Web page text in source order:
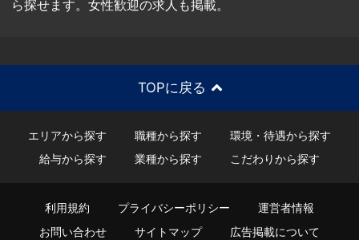
ら探せます。女性歓迎の求人も掲載。
TOPに戻る
エリアから探す 職種から探す
環境・待遇から探す
給与から探す
業種から探す こだわりから探す
利用規約 プライバシーポリシー
運営者情報
お問い合わせ
サイトマップ 広告掲載について